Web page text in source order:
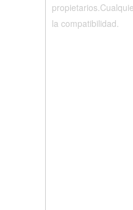
la compatibilidad.